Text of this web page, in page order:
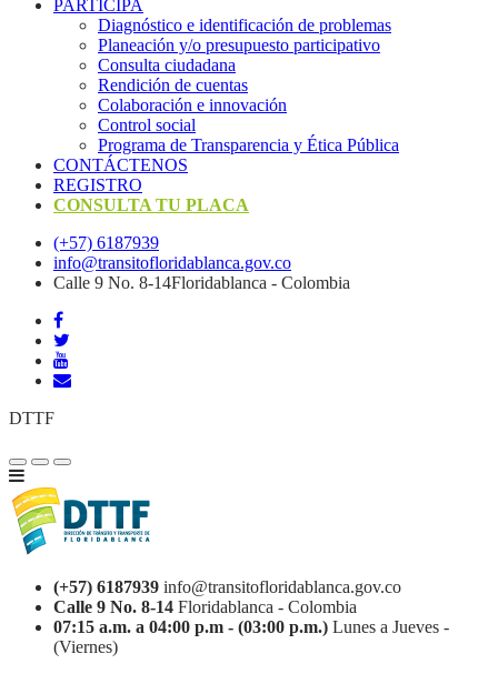
PARTICIPA
Diagnóstico e identificación de problemas
Planeación y/o presupuesto participativo​
Consulta ciudadana
Rendición de cuentas
Colaboración e innovación
Control social
Programa de Transparencia y Ética Pública
CONTÁCTENOS
REGISTRO
CONSULTA TU PLACA
(+57) 6187939
info@transitofloridablanca.gov.co
Calle 9 No. 8-14Floridablanca - Colombia
DTTF
(+57) 6187939 info@transitofloridablanca.gov.co
Calle 9 No. 8-14 Floridablanca - Colombia
07:15 a.m. a 04:00 p.m - (03:00 p.m.) Lunes a Jueves -
(Viernes)